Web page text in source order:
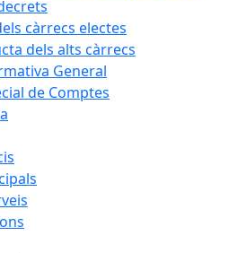
càrrecs electes
dels alts càrrecs
General
de Comptes